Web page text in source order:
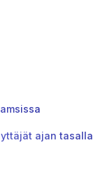
ajan tasalla